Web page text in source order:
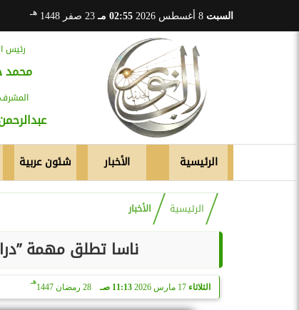
السبت 02:55 مـ 23 صفر 1448 هـ
رئيس
محمد
الرئيسية الأخبار شئون عربية
الرئيسية الأخبار
ناسا تطلق مهمة
الثلاثاء 17 مارس 2026 11:13 صـ 28 رمضان 1447
هـ